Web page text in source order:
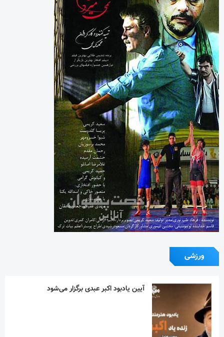
ورزشی
آیین یادبود اکبر عبدی برگزار می‌شود